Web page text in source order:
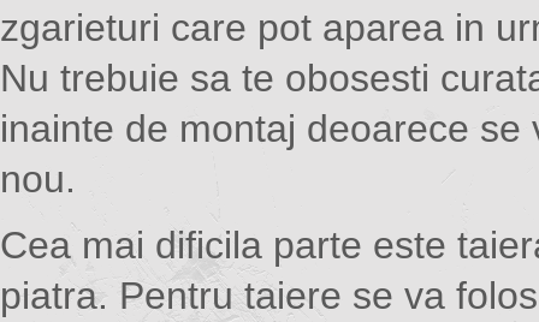
zgarieturi care pot aparea in
Nu trebuie sa te obosesti
inainte de montaj deoarece se
nou.
Cea mai dificila parte este
piatra. Pentru taiere se va